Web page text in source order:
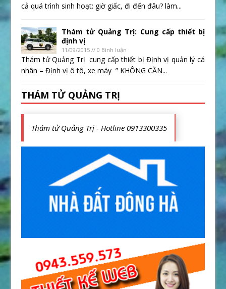
cả quá trình sinh hoạt: giờ giấc, đi đến đâu? làm...
Thám tử Quảng Trị: Cung cấp thiết bị
định vị
11/09/2015 // 0 Bình luận
Thám tử Quảng Trị cung cấp thiết bị Định vị quản lý cá
nhân – Định vị ô tô, xe máy ” KHÔNG CẦN...
THÁM TỬ QUẢNG TRỊ
Thám tử Quảng Trị - Hotline 0913300335